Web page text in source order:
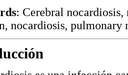
: Cerebral
nocardiosis, pulmonary